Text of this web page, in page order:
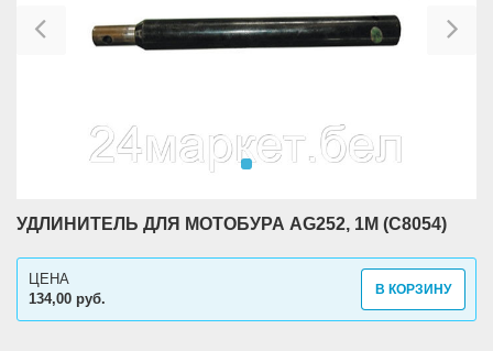
УДЛИНИТЕЛЬ ДЛЯ МОТОБУРА AG252, 1М (C8054)
134,00 руб.
ЦЕНА
В КОРЗИНУ